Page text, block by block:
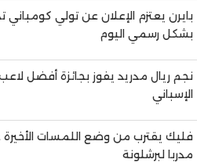
بايرن يعتزم الإعلان عن تولي كومباني
بشكل رسمي اليوم
نجم ريال مدريد يفوز بجائزة أفضل
الإسباني
فليك يقترب من وضع اللمسات الأخيرة
مدربا لبرشلونة